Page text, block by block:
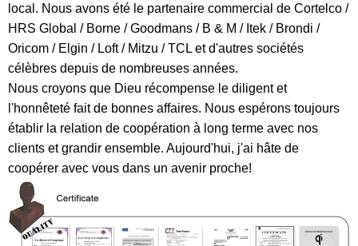
local. Nous avons été le partenaire commercial de Cortelco /
HRS Global / Borne / Goodmans / B & M / Itek / Brondi /
Oricom / Elgin / Loft / Mitzu / TCL et d'autres sociétés
célèbres depuis de nombreuses années.
Nous croyons que Dieu récompense le diligent et
l'honnêteté fait de bonnes affaires. Nous espérons toujours
établir la relation de coopération à long terme avec nos
clients et grandir ensemble. Aujourd'hui, j'ai hâte de
coopérer avec vous dans un avenir proche!